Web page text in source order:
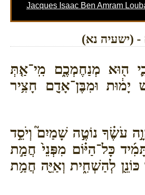
(ישעיה נא)
ה֖וּא מְנַחֶמְכֶ֑ם מִֽי־אַ֤תְּ
יָמ֔וּת וּמִבֶּן־אָדָ֖ם חָצִ֥יר
עֹשֶׂ֗ךָ נוֹטֶ֣ה שָׁמַיִם֮ וְיֹסֵ֣ד
כָּל־הַיּ֗וֹם מִפְּנֵי֙ חֲמַ֣ת
לְהַשְׁחִ֑ית וְאַיֵּ֖ה חֲמַ֥ת